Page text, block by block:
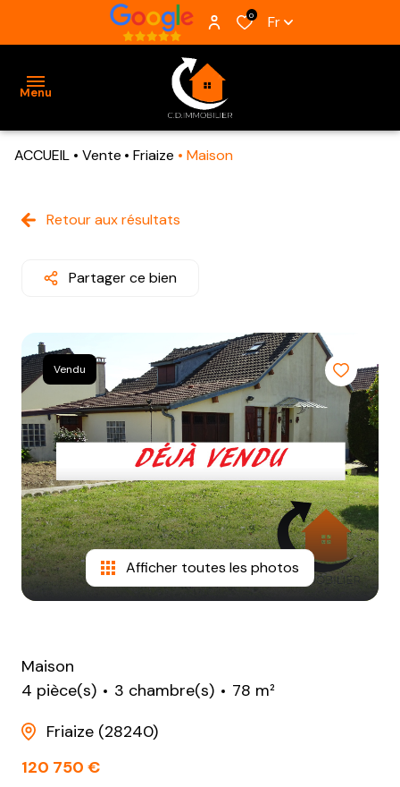
0 Fr
Menu
VENTES
VENDUS
ALERTE
E-MAIL
NOTRE
AGENCE
CONTACT
ACCUEIL Vente Friaize Maison
Retour aux résultats
Partager ce bien
Vendu
Afficher toutes les photos
Maison
4 pièce(s)
3 chambre(s)
78 m²
Friaize (28240)
120 750 €